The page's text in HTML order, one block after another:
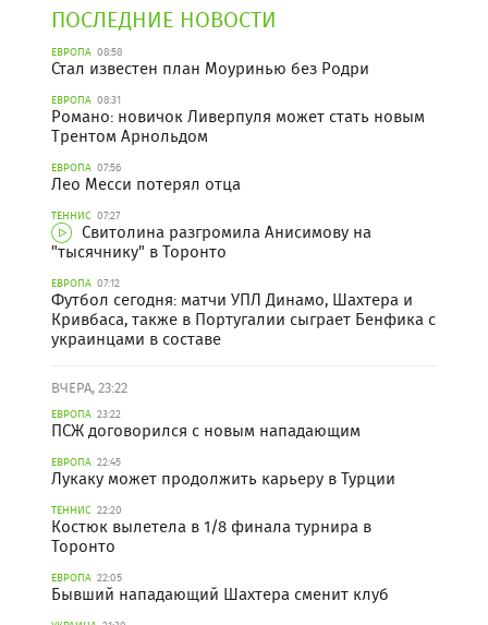
ПОСЛЕДНИЕ НОВОСТИ
ЕВРОПА 08:58
Стал известен план Моуринью без Родри
ЕВРОПА 08:31
Романо: новичок Ливерпуля может стать новым
Трентом Арнольдом
ЕВРОПА 07:56
Лео Месси потерял отца
ТЕННИС 07:27
Свитолина разгромила Анисимову на
"тысячнику" в Торонто
ЕВРОПА 07:12
Футбол сегодня: матчи УПЛ Динамо, Шахтера и
Кривбаса, также в Португалии сыграет Бенфика с
украинцами в составе
ВЧЕРА, 23:22
ЕВРОПА 23:22
ПСЖ договорился с новым нападающим
ЕВРОПА 22:45
Лукаку может продолжить карьеру в Турции
ТЕННИС 22:20
Костюк вылетела в 1/8 финала турнира в
Торонто
ЕВРОПА 22:05
Бывший нападающий Шахтера сменит клуб